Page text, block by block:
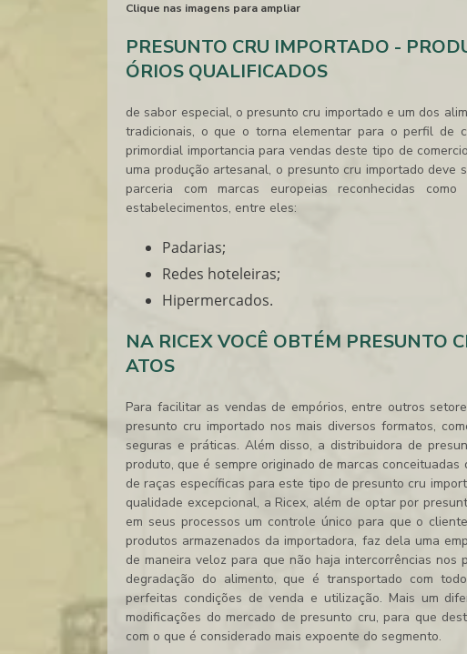
Clique nas imagens para ampliar
PRESUNTO CRU IMPORTADO -
ÓRIOS QUALIFICADOS
de sabor especial, o presunto cru importado e um dos
tradicionais, o que o torna elementar para o perfil de
primordial importancia para vendas deste tipo de
uma produção artesanal, o presunto cru importado deve
parceria com marcas europeias reconhecidas
estabelecimentos, entre eles:
Padarias;
Redes hoteleiras;
Hipermercados.
NA RICEX VOCÊ OBTÉM PRESUNTO
ATOS
Para facilitar as vendas de empórios, entre outros
presunto cru importado nos mais diversos formatos,
seguras e práticas. Além disso, a distribuidora de
produto, que é sempre originado de marcas
de raças específicas para este tipo de presunto cru
qualidade excepcional, a Ricex, além de optar por
em seus processos um controle único para que o
produtos armazenados da importadora, faz dela uma
de maneira veloz para que não haja intercorrências
degradação do alimento, que é transportado com
perfeitas condições de venda e utilização. Mais um
modificações do mercado de presunto cru, para que
com o que é considerado mais expoente do segmento.